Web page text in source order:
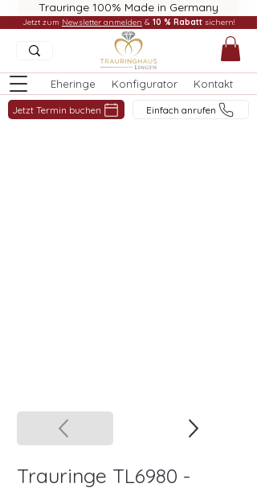
Trauringe 100% Made in Germany
Eheringe Konfigurator Kontakt
Jetzt Termin buchen Einfach anrufen
Jetzt zum Newsletter anmelden & 10 % Rabatt sichern!
Trauringe TL6980 -